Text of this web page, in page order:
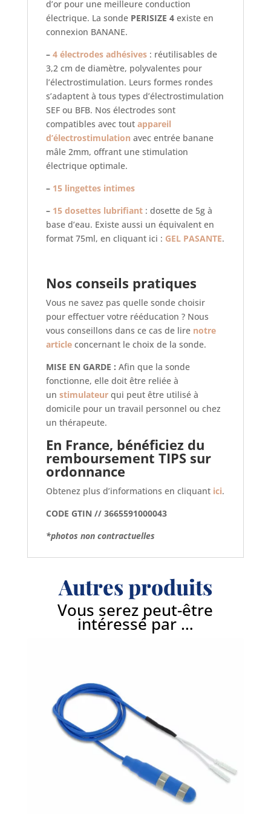
d’or pour une meilleure conduction
électrique. La sonde PERISIZE 4existe en
connexion BANANE.
– 4 électrodes adhésives: réutilisables de
3,2 cm de diamètre, polyvalentes pour
l’électrostimulation. Leurs formes rondes
s’adaptent à tous types d’électrostimulation
SEF ou BFB. Nos électrodes sont
compatibles avec tout appareil
d’électrostimulation avec entrée banane
mâle 2mm, offrant une stimulation
électrique optimale.
– 15 lingettes intimes
– 15 dosettes lubrifiant : dosette de 5g à
base d’eau. Existe aussi un équivalent en
format 75ml, en cliquant ici : GEL PASANTE.
Nos conseils pratiques
Vous ne savez pas quelle sonde choisir
pour effectuer votre rééducation ? Nous
vous conseillons dans ce cas de lire notre
articleconcernant le choix de la sonde.
MISE EN GARDE : Afin que la sonde
fonctionne, elle doit être reliée à
un stimulateurqui peut être utilisé à
domicile pour un travail personnel ou chez
un thérapeute.
En France, bénéficiez du
remboursement TIPS sur
ordonnance
Obtenez plus d’informations en cliquant ici.
CODE GTIN // 3665591000043
*photos non contractuelles
Autres produits
Vous serez peut-être
intéressé par …